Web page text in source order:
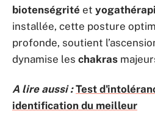
biotenségrité et
installée, cette posture
profonde, soutient
dynamise les chakras
A lire aussi : Test
identification du meilleur